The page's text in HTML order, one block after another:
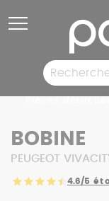
BOBINE
PEUGEOT
4.6/5